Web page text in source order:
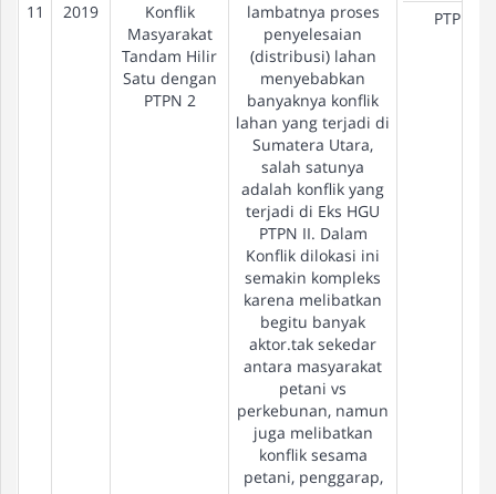
11
2019
Konflik
Masyarakat
Tandam Hilir
Satu dengan
PTPN 2
lambatnya proses
penyelesaian
(distribusi) lahan
menyebabkan
banyaknya konflik
lahan yang terjadi di
Sumatera Utara,
salah satunya
adalah konflik yang
terjadi di Eks HGU
PTPN II. Dalam
Konflik dilokasi ini
semakin kompleks
karena melibatkan
begitu banyak
aktor.tak sekedar
antara masyarakat
petani vs
perkebunan, namun
juga melibatkan
konflik sesama
petani, penggarap,
PTPN